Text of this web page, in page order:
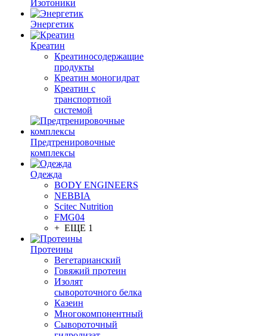
Изотоники
Энергетик
Креатин
Креатиносодержащие
продукты
Креатин моногидрат
Креатин с
транспортной
системой
Предтренировочные
комплексы
Одежда
BODY ENGINEERS
NEBBIA
Scitec Nutrition
FMG04
+ ЕЩЕ 1
Протеины
Вегетарианский
Говяжий протеин
Изолят
сывороточного белка
Казеин
Многокомпонентный
Сывороточный